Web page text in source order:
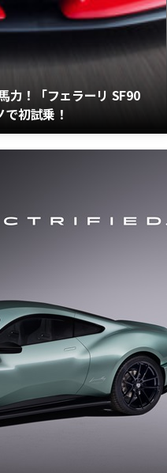
力！「フェラーリ SF90
初試乗！